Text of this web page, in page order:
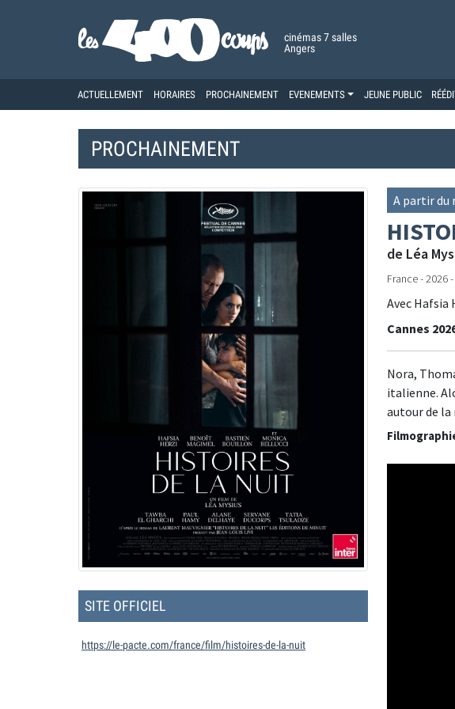
cinémas 7 salles
Angers
ACTUELLEMENT HORAIRES PROCHAINEMENT EVENEMENTS JEUNE PUBLIC
PROCHAINEMENT
SITE OFFICIEL
https://le-pacte.com/france/film/histoires-de-la-nuit
A partir du
de Léa
France - 2026
Avec
Cannes
Nora,
italienne.
autour de